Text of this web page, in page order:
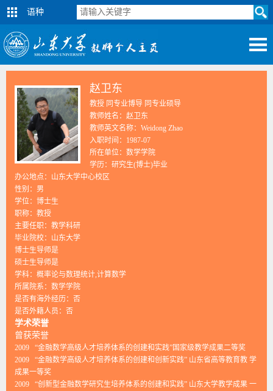
语种
赵卫东
教授 同专业博导 同专业硕导
教师姓名：赵卫东
教师英文名称：Weidong Zhao
入职时间：1987-07
所在单位：数学学院
学历：研究生(博士)毕业
办公地点：山东大学中心校区
性别：男
学位：博士生
职称：教授
主要任职：教学科研
毕业院校：山东大学
博士生导师是
硕士生导师是
学科：概率论与数理统计,计算数学
所属院系：数学学院
是否有海外经历：否
是否外籍人员：否
学术荣誉
曾获荣誉
2009 “金融数学高级人才培养体系的创建和实践”国家级教学成果二等奖
2009 “金融数学高级人才培养体系的创建和创新实践” 山东省高等教育教 学
成果一等奖
2009 “创新型金融数学研究生培养体系的创建和实践” 山东大学教学成果 一